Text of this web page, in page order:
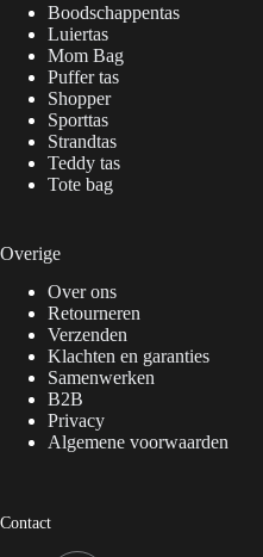
Boodschappentas
Luiertas
Mom Bag
Puffer tas
Shopper
Sporttas
Strandtas
Teddy tas
Tote bag
Overige
Over ons
Retourneren
Verzenden
Klachten en garanties
Samenwerken
B2B
Privacy
Algemene voorwaarden
Contact